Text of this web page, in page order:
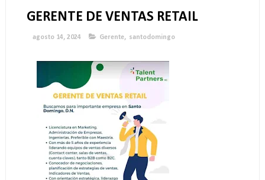
GERENTE DE VENTAS RETAIL
agosto 14, 2024 Gerente, santodomingo